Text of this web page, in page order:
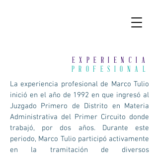
EXPERIENCIA
PROFESIONAL
La experiencia profesional de Marco Tulio
inició en el año de 1992 en que ingresó al
Juzgado Primero de Distrito en Materia
Administrativa del Primer Circuito donde
trabajó, por dos años. Durante este
periodo, Marco Tulio participó activamente
en la tramitación de diversos